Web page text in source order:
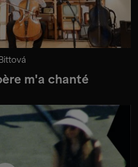
m'a chanté